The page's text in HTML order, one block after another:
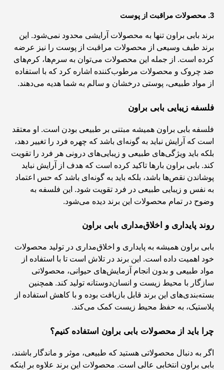
3. محصولات مراقبت از پوست
برند بابی براون تنها به محصولات آرایشی محدود نمی‌شود. این
برند طیف وسیعی از محصولات مراقبت از پوست را نیز عرضه
کرده است. از جمله این محصولات می‌توان به سرم‌ها، کرم‌های
ضد چروک و محصولات مرطوب‌کننده اشاره کرد که با استفاده
از مواد طبیعی، پوستی درخشان و سالم به شما هدیه می‌دهند.
فلسفه زیبایی بابی براون
فلسفه بابی براون همیشه مبتنی بر طبیعی بودن است. او معتقد
است که آرایش نباید به گونه‌ای باشد که چهره فرد را تغییر دهد،
بلکه باید ویژگی‌های طبیعی و زیبایی‌های درونی هر فرد را تقویت
کند. بابی براون بارها تاکید کرده است که هدف از آرایش نباید
پوشاندن نقص‌ها باشد، بلکه باید به گونه‌ای باشد که حس اعتماد
به نفس و زیبایی طبیعی در فرد تقویت شود. این فلسفه به
وضوح در تمام محصولات این برند دیده می‌شود.
روند پایداری و اخلاق‌مداری بابی براون
بابی براون همیشه به پایداری و اخلاق‌مداری در تولید محصولات
خود اهمیت داده است. این برند در تلاش است تا با استفاده از
مواد طبیعی و بدون انجام آزمایش‌های حیوانی، محصولاتی
سازگار با محیط زیست و انسان‌دوستانه تولید کند. همچنین
بسته‌بندی‌های این برند قابل بازیافت بوده و با کاهش استفاده از
پلاستیک، به حفظ محیط زیست کمک می‌کند.
چرا باید از محصولات بابی براون استفاده کنیم؟
اگر به دنبال محصولاتی هستید که طبیعی، موثر و ماندگار باشند،
بابی براون انتخابی عالی است. محصولات این برند علاوه بر اینکه